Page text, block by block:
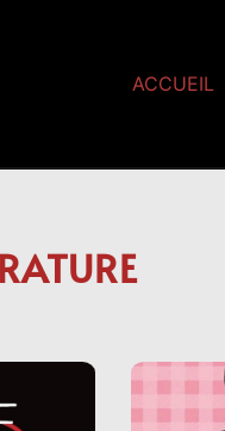
ACCUEIL